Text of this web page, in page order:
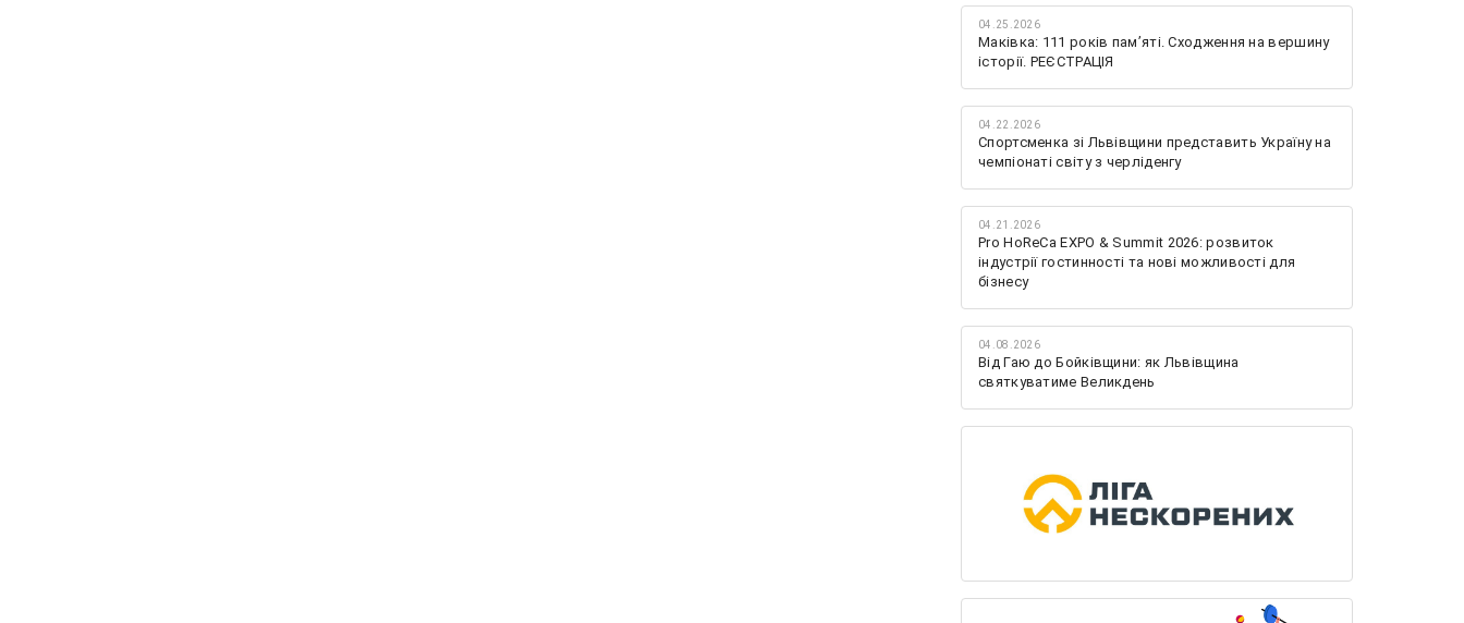
04.25.2026
Маківка: 111 років пам’яті. Сходження на вершину
історії. РЕЄСТРАЦІЯ
04.22.2026
Спортсменка зі Львівщини представить Україну на
чемпіонаті світу з черліденгу
04.21.2026
Pro HoReCa EXPO & Summit 2026: розвиток
індустрії гостинності та нові можливості для
бізнесу
04.08.2026
Від Гаю до Бойківщини: як Львівщина
святкуватиме Великдень